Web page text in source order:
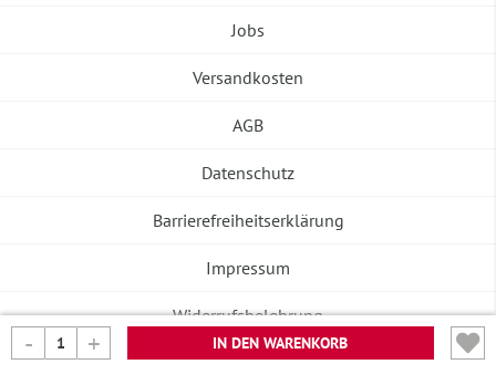
IN DEN WARENKORB
Jobs
Versandkosten
AGB
Datenschutz
Barrierefreiheitserklärung
Impressum
Widerrufsbelehrung
Vertrag widerrufen